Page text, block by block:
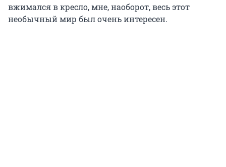
вжимался в кресло, мне, наоборот, весь этот
необычный мир был очень интересен.